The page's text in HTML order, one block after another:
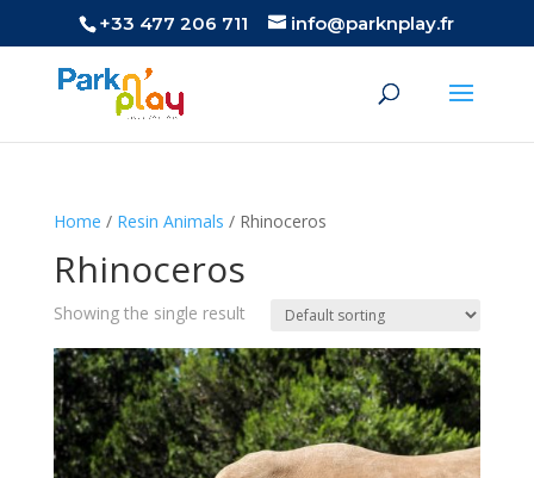
+33 477 206 711 info@parknplay.fr
Home / Resin Animals / Rhinoceros
Rhinoceros
Showing the single result